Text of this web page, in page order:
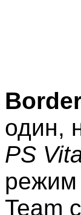
один,
PS
режим
Team